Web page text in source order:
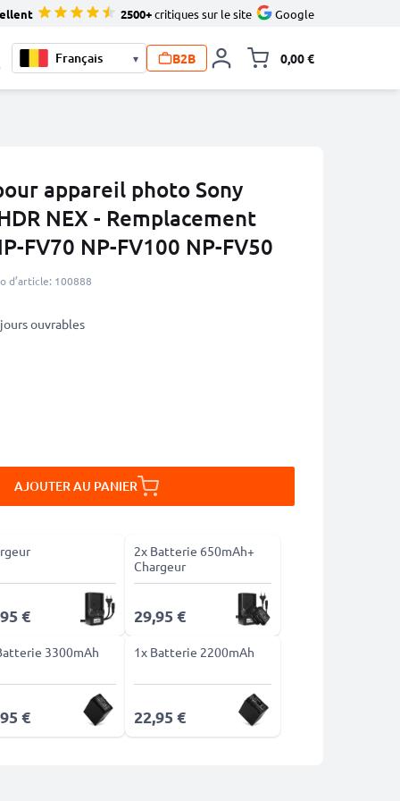
2500+critiques sur le site Google
▾ B2B 0,00 €
appareil photo Sony
NEX - Remplacement
FV70 NP-FV100 NP-FV50
d’article: 100888
ouvrables
AJOUTER AU PANIER
€
2x Batterie 650mAh+
Chargeur
29,95 €
3300mAh
€
1x Batterie 2200mAh
22,95 €